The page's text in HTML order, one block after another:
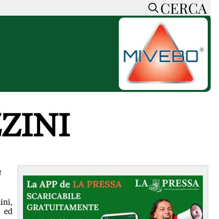
CERCA
ACCEDI o REGISTRATI
SOSTIENI LA PRESSA
MAPPA DEL SITO
NORMATIVE
DEONTOLOGICHE
CERCA
ed